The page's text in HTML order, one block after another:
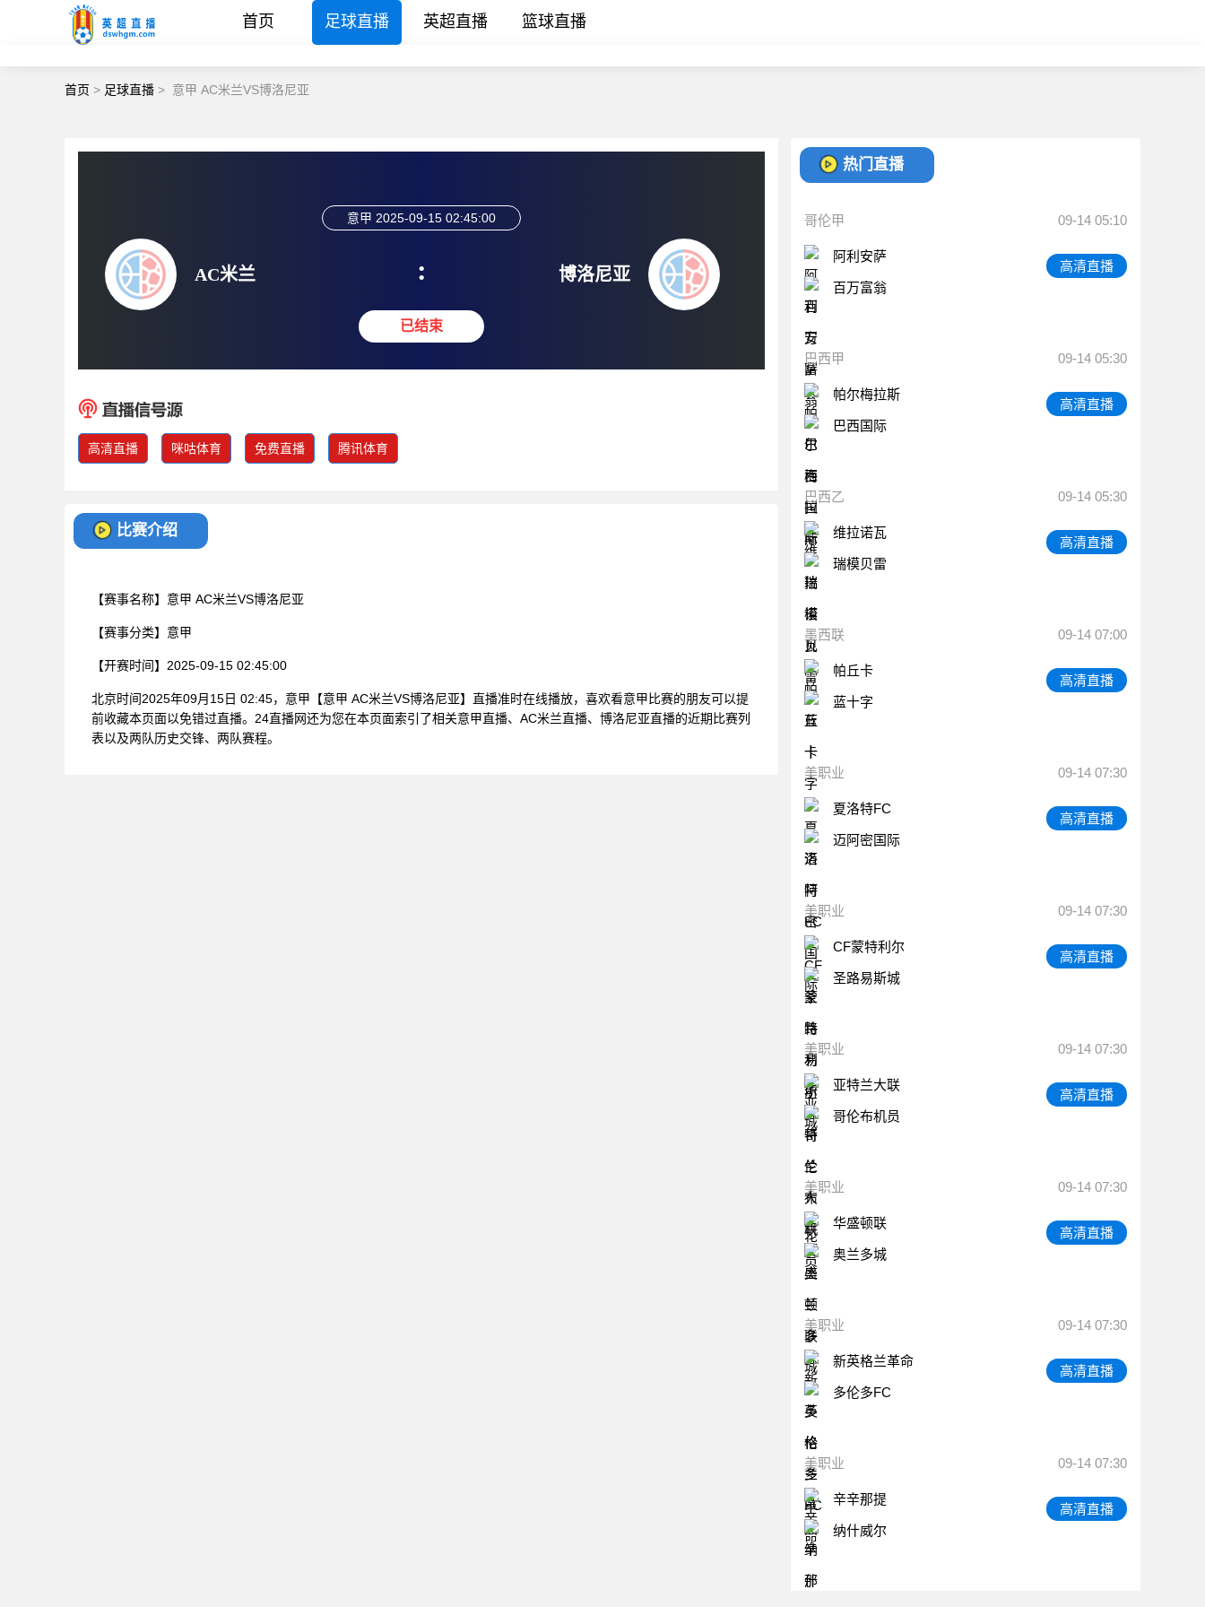
首页 足球直播 英超直播 篮球直播
首页 > 足球直播 > 意甲 AC米兰VS博洛尼亚
AC米兰
意甲 2025-09-15 02:45:00
:
已结束
博洛尼亚
高清直播 咪咕体育 免费直播 腾讯体育
比赛介绍
【赛事名称】 意甲 AC米兰VS博洛尼亚
【赛事分类】 意甲
【开赛时间】 2025-09-15 02:45:00
北京时间2025年09月15日 02:45，意甲【意甲 AC米兰VS博洛尼亚】直播准时在线播放，喜欢看意甲比赛的朋友可以提
前收藏本页面以免错过直播。24直播网还为您在本页面索引了相关意甲直播、AC米兰直播、博洛尼亚直播的近期比赛列
表以及两队历史交锋、两队赛程。
热门直播
哥伦甲 09-14 05:10
阿利安萨
百万富翁
高清直播
巴西甲 09-14 05:30
帕尔梅拉斯
巴西国际
高清直播
巴西乙 09-14 05:30
维拉诺瓦
瑞模贝雷
高清直播
墨西联 09-14 07:00
帕丘卡
蓝十字
高清直播
美职业 09-14 07:30
夏洛特FC
迈阿密国际
高清直播
美职业 09-14 07:30
CF蒙特利尔
圣路易斯城
高清直播
美职业 09-14 07:30
亚特兰大联
哥伦布机员
高清直播
美职业 09-14 07:30
华盛顿联
奥兰多城
高清直播
美职业 09-14 07:30
新英格兰革命
多伦多FC
高清直播
美职业 09-14 07:30
辛辛那提
纳什威尔
高清直播